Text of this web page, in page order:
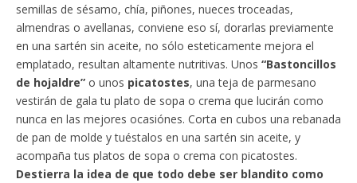
semillas de sésamo, chía, piñones, nueces troceadas,
almendras o avellanas, conviene eso sí, dorarlas previamente
en una sartén sin aceite, no sólo esteticamente mejora el
emplatado, resultan altamente nutritivas. Unos “Bastoncillos
de hojaldre” o unos picatostes, una teja de parmesano
vestirán de gala tu plato de sopa o crema que lucirán como
nunca en las mejores ocasiónes. Corta en cubos una rebanada
de pan de molde y tuéstalos en una sartén sin aceite, y
acompaña tus platos de sopa o crema con picatostes.
Destierra la idea de que todo debe ser blandito como